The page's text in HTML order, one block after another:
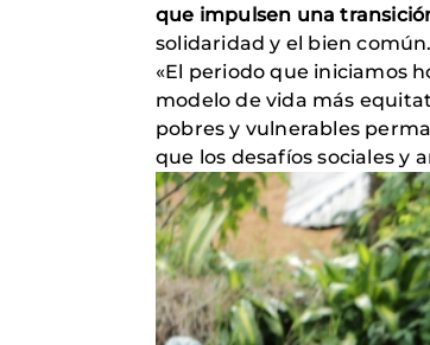
que impulsen una
solidaridad y el bien común.
«El periodo que iniciamos
modelo de vida más
pobres y vulnerables
que los desafíos sociales y